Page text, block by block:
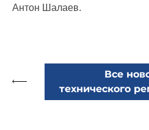
Антон Шалаев.
Все
технического